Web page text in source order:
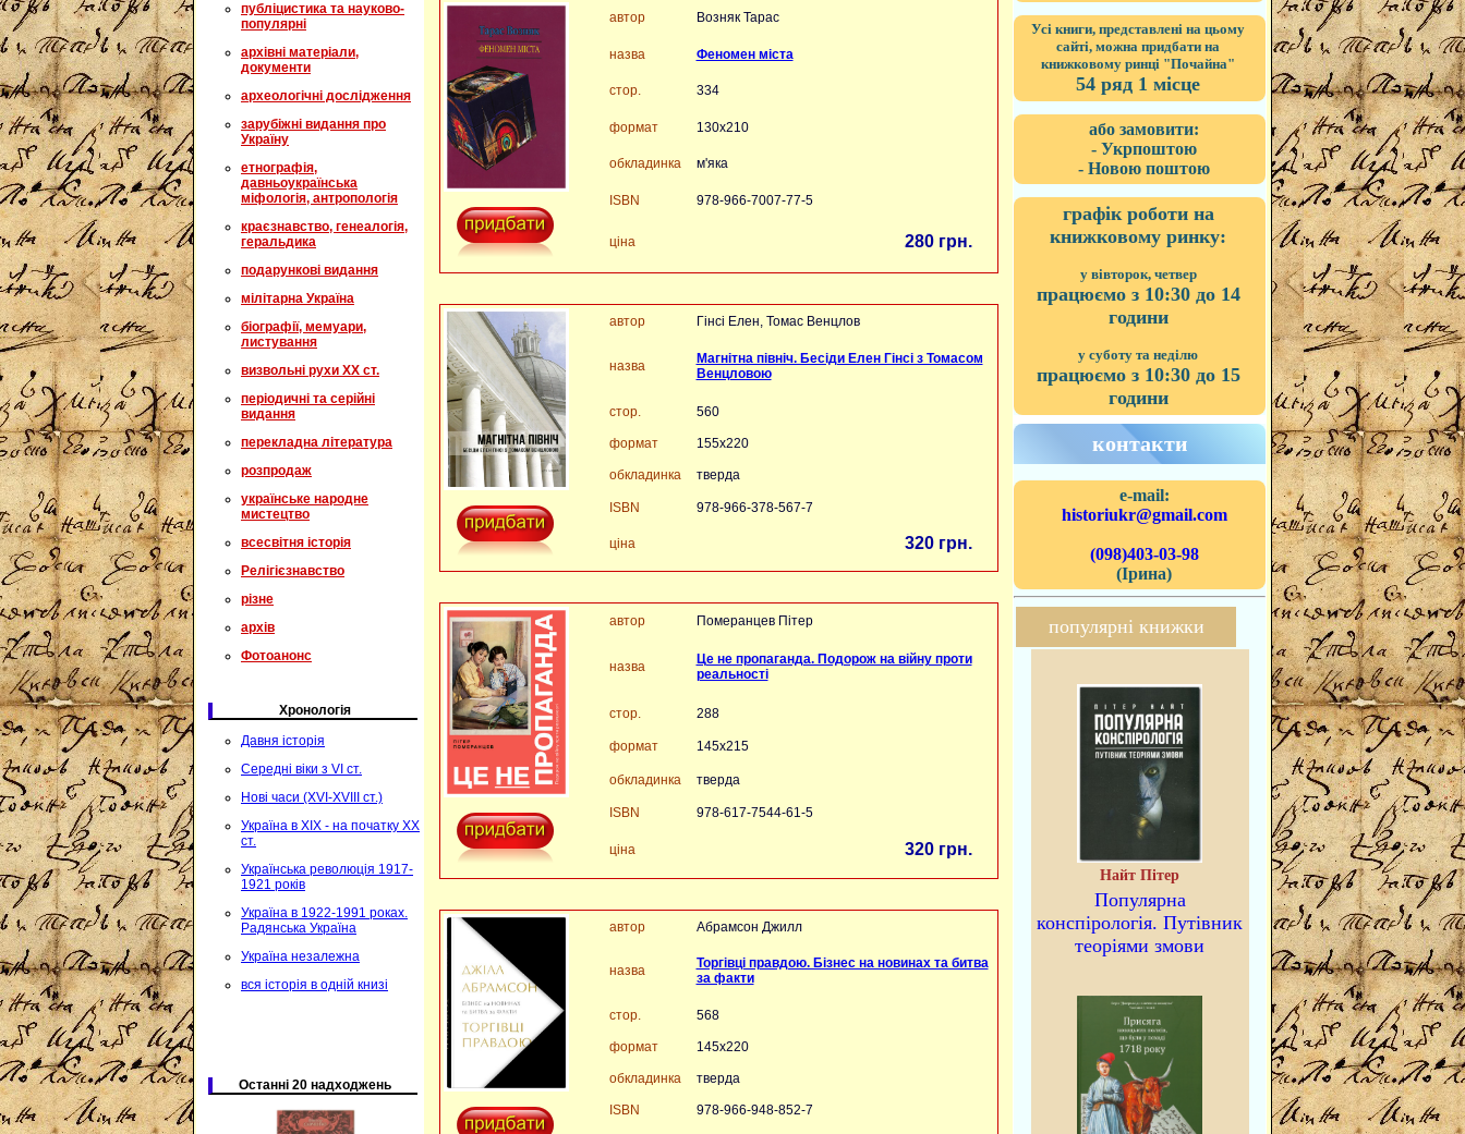
публіцистика та науково-
популярні
архівні матеріали,
документи
археологічні дослідження
зарубіжні видання про
Україну
етнографія,
давньоукраїнська
міфологія, антропологія
краєзнавство, генеалогія,
геральдика
подарункові видання
мілітарна Україна
біографії, мемуари,
листування
визвольні рухи XX ст.
періодичні та серійні
видання
перекладна література
розпродаж
українське народне
мистецтво
всесвітня історія
Релігієзнавство
різне
архів
Фотоанонс
Хронологія
Давня історія
Середні віки з VI ст.
Нові часи (XVI-XVIII ст.)
Україна в XIX - на початку XX
ст.
Українська революція 1917-
1921 років
Україна в 1922-1991 роках.
Радянська Україна
Україна незалежна
вся історія в одній книзі
Останні 20 надходжень
автор Возняк Тарас
назва Феномен міста
стор. 334
формат 130x210
обкладинка м'яка
ISBN 978-966-7007-77-5
ціна 280 грн.
автор Гінсі Елен, Томас Венцлов
назва
Магнітна північ. Бесіди Елен Гінсі з Томасом
Венцловою
стор. 560
формат 155х220
обкладинка тверда
ISBN 978-966-378-567-7
ціна 320 грн.
автор Померанцев Пітер
назва
Це не пропаганда. Подорож на війну проти
реальності
стор. 288
формат 145х215
обкладинка тверда
ISBN 978-617-7544-61-5
ціна 320 грн.
автор Абрамсон Джилл
назва
Торгівці правдою. Бізнес на новинах та битва
за факти
стор. 568
формат 145х220
обкладинка тверда
ISBN 978-966-948-852-7
Усі книги, представлені на цьому
сайті, можна придбати на
книжковому ринці "Почайна"
54 ряд 1 місце
або замовити:
- Укрпоштою
- Новою поштою
графік роботи на
книжковому ринку:
у вівторок, четвер
працюємо з 10:30 до 14
години
у суботу та неділю
працюємо з 10:30 до 15
години
контакти
e-mail:
historiukr@gmail.com
(098)403-03-98
(Ірина)
популярні книжки
Найт Пітер
Популярна
конспірологія. Путівник
теоріями змови